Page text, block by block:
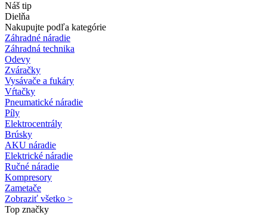
Náš tip
Dielňa
Nakupujte podľa kategórie
Záhradné náradie
Záhradná technika
Odevy
Zváračky
Vysávače a fukáry
Vŕtačky
Pneumatické náradie
Píly
Elektrocentrály
Brúsky
AKU náradie
Elektrické náradie
Ručné náradie
Kompresory
Zametače
Zobraziť všetko >
Top značky